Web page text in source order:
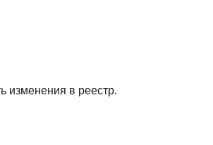
изменения в реестр.